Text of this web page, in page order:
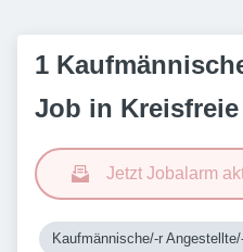
1
Job in
Jetzt Jobalarm
Kaufmännische/-r